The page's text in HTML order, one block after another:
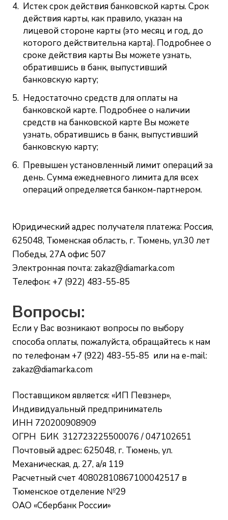
Истек срок действия банковской карты. Срок
действия карты, как правило, указан на
лицевой стороне карты (это месяц и год, до
которого действительна карта). Подробнее о
сроке действия карты Вы можете узнать,
обратившись в банк, выпустивший
банковскую карту;
Недостаточно средств для оплаты на
банковской карте. Подробнее о наличии
средств на банковской карте Вы можете
узнать, обратившись в банк, выпустивший
банковскую карту;
Превышен установленный лимит операций за
день. Сумма ежедневного лимита для всех
операций определяется банком-партнером.
Юридический адрес получателя платежа: Россия,
625048, Тюменская область, г. Тюмень, ул.30 лет
Победы, 27А офис 507
Электронная почта: zakaz@diamarka.com
Телефон: +7 (922) 483-55-85
Вопросы:
Если у Вас возникают вопросы по выбору
способа оплаты, пожалуйста, обращайтесь к нам
по телефонам +7 (922) 483-55-85 или на e-mail:
zakaz@diamarka.com
Поставщиком является: «ИП Певзнер»,
Индивидуальный предприниматель
ИНН 720200908909
ОГРН БИК 312723225500076 / 047102651
Почтовый адрес: 625048, г. Тюмень, ул.
Механическая, д. 27, а/я 119
Расчетный счет 40802810867100042517 в
Тюменское отделение №29
ОАО «Сбербанк России»